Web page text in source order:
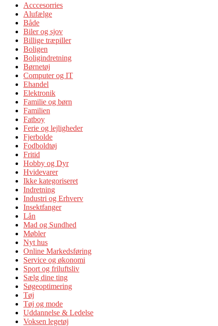
Acccesorries
Alufælge
Både
Biler og sjov
Billige træpiller
Boligen
Boligindretning
Børnetøj
Computer og IT
Ehandel
Elektronik
Familie og børn
Familien
Fatboy
Ferie og lejligheder
Fjerbolde
Fodboldtøj
Fritid
Hobby og Dyr
Hvidevarer
Ikke kategoriseret
Indretning
Industri og Erhverv
Insektfanger
Lån
Mad og Sundhed
Møbler
Nyt hus
Online Markedsføring
Service og økonomi
Sport og friluftsliv
Sælg dine ting
Søgeoptimering
Tøj
Tøj og mode
Uddannelse & Ledelse
Voksen legetøj